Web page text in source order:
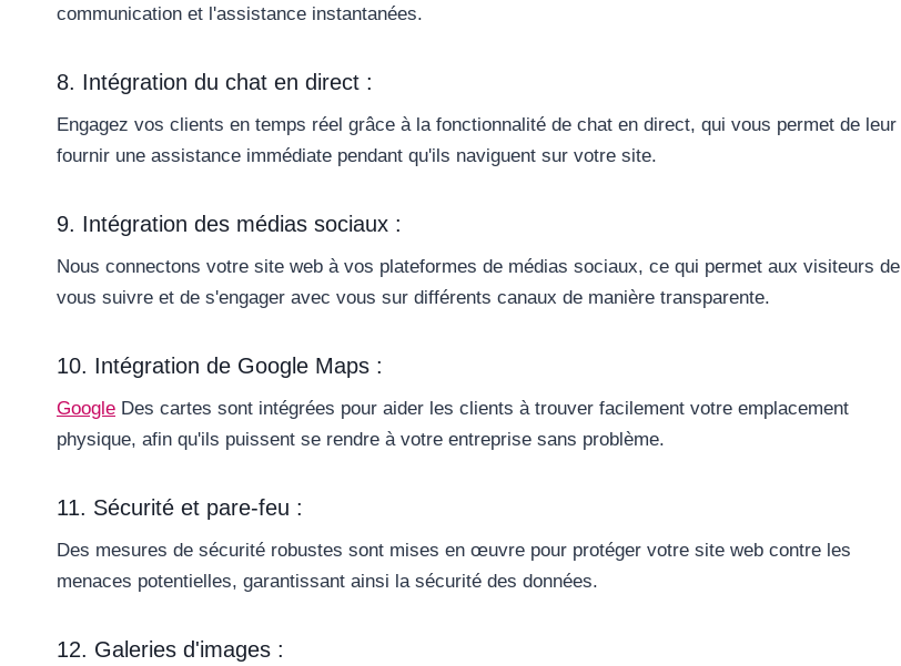
communication et l'assistance instantanées.
8. Intégration du chat en direct :
Engagez vos clients en temps réel grâce à la fonctionnalité de chat en direct, qui vous permet de leur
fournir une assistance immédiate pendant qu'ils naviguent sur votre site.
9. Intégration des médias sociaux :
Nous connectons votre site web à vos plateformes de médias sociaux, ce qui permet aux visiteurs de
vous suivre et de s'engager avec vous sur différents canaux de manière transparente.
10. Intégration de Google Maps :
Google Des cartes sont intégrées pour aider les clients à trouver facilement votre emplacement
physique, afin qu'ils puissent se rendre à votre entreprise sans problème.
11. Sécurité et pare-feu :
Des mesures de sécurité robustes sont mises en œuvre pour protéger votre site web contre les
menaces potentielles, garantissant ainsi la sécurité des données.
12. Galeries d'images :